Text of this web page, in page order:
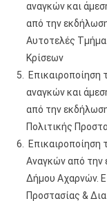
αναγκών και
από την
Αυτοτελές Τμήμα
Κρίσεων
αναγκών και
από την
Πολιτικής
Αναγκών από την
Δήμου Αχαρνών.
Προστασίας &